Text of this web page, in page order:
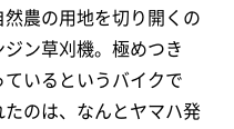
農の用地を切り開くの
ン草刈機。極めつき
いるというバイクで
のは、なんとヤマハ発